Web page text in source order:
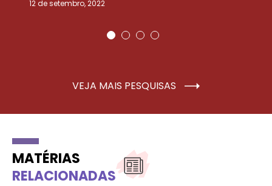
12 de setembro, 2022
VEJA MAIS PESQUISAS
MATÉRIAS
RELACIONADAS